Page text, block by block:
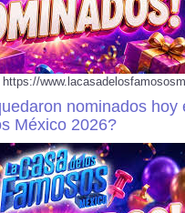
nominados hoy
México 2026?